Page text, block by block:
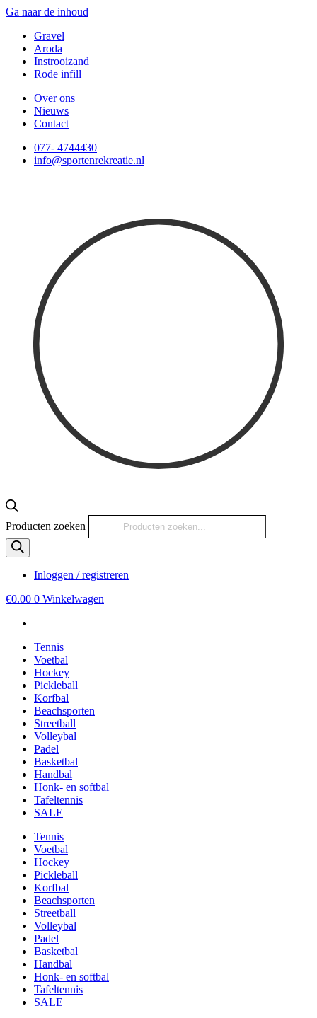
Ga naar de inhoud
Gravel
Aroda
Instrooizand
Rode infill
Over ons
Nieuws
Contact
077- 4744430
info@sportenrekreatie.nl
Producten zoeken
Inloggen / registreren
€0.00 0 Winkelwagen
Tennis
Voetbal
Hockey
Pickleball
Korfbal
Beachsporten
Streetball
Volleybal
Padel
Basketbal
Handbal
Honk- en softbal
Tafeltennis
SALE
Tennis
Voetbal
Hockey
Pickleball
Korfbal
Beachsporten
Streetball
Volleybal
Padel
Basketbal
Handbal
Honk- en softbal
Tafeltennis
SALE